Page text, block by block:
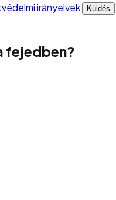
irányelvek
Küldés
fejedben?